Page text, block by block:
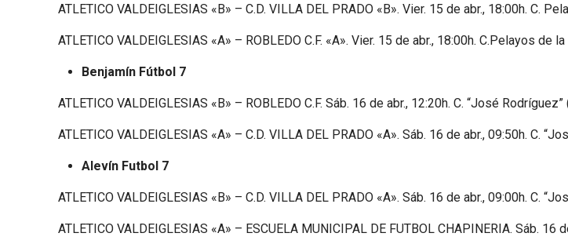
ATLETICO VALDEIGLESIAS «B» – C.D. VILLA DEL PRADO «B». Vier. 15 de abr., 18:00h. C.
ATLETICO VALDEIGLESIAS «A» – ROBLEDO C.F. «A». Vier. 15 de abr., 18:00h. C.Pelayos de
Benjamín Fútbol 7
ATLETICO VALDEIGLESIAS «B» – ROBLEDO C.F. Sáb. 16 de abr., 12:20h. C. “José Rodríguez”
ATLETICO VALDEIGLESIAS «A» – C.D. VILLA DEL PRADO «A». Sáb. 16 de abr., 09:50h. C.
Alevín Futbol 7
ATLETICO VALDEIGLESIAS «B» – C.D. VILLA DEL PRADO «A». Sáb. 16 de abr., 09:00h. C.
ATLETICO VALDEIGLESIAS «A» – ESCUELA MUNICIPAL DE FUTBOL CHAPINERIA. Sáb. 16